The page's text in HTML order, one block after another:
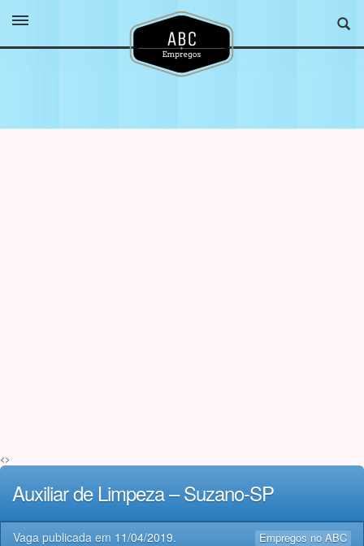
<>
Auxiliar de Limpeza – Suzano-SP
Empregos no ABC
Vaga publicada em 11/04/2019.